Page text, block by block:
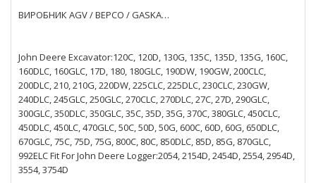
ВИРОБНИК AGV / BEPCO / GASKA…
John Deere Excavator:120C, 120D, 130G, 135C, 135D, 135G, 160C,
160DLC, 160GLC, 17D, 180, 180GLC, 190DW, 190GW, 200CLC,
200DLC, 210, 210G, 220DW, 225CLC, 225DLC, 230CLC, 230GW,
240DLC, 245GLC, 250GLC, 270CLC, 270DLC, 27C, 27D, 290GLC,
300GLC, 350DLC, 350GLC, 35C, 35D, 35G, 370C, 380GLC, 450CLC,
450DLC, 450LC, 470GLC, 50C, 50D, 50G, 600C, 60D, 60G, 650DLC,
670GLC, 75C, 75D, 75G, 800C, 80C, 850DLC, 85D, 85G, 870GLC,
992ELC Fit For John Deere Logger:2054, 2154D, 2454D, 2554, 2954D,
3554, 3754D